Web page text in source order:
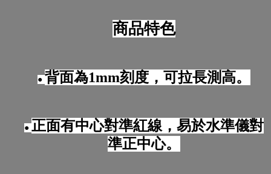
商品特色
●背面為1mm刻度，可拉長測高。
● 正面有中心對準紅線，易於水準儀對
準正中心。